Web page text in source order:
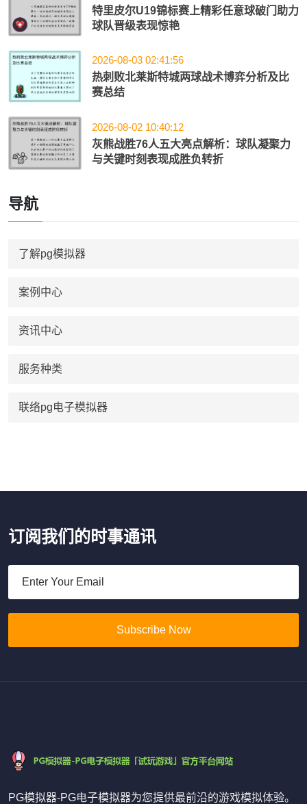
特里皮尔U19锦标赛上精彩任意球破门助力
球队晋级表现惊艳
2026-08-03 02:41:56
热刺败北莱斯特城两球战术博弈分析及比
赛总结
2026-08-02 10:40:12
灰熊战胜76人五大亮点解析：球队凝聚力
与关键时刻表现成胜负转折
导航
了解pg模拟器
案例中心
资讯中心
服务种类
联络pg电子模拟器
订阅我们的时事通讯
Subscribe Now
PG模拟器-PG电子模拟器为您提供最前沿的游戏模拟体验。